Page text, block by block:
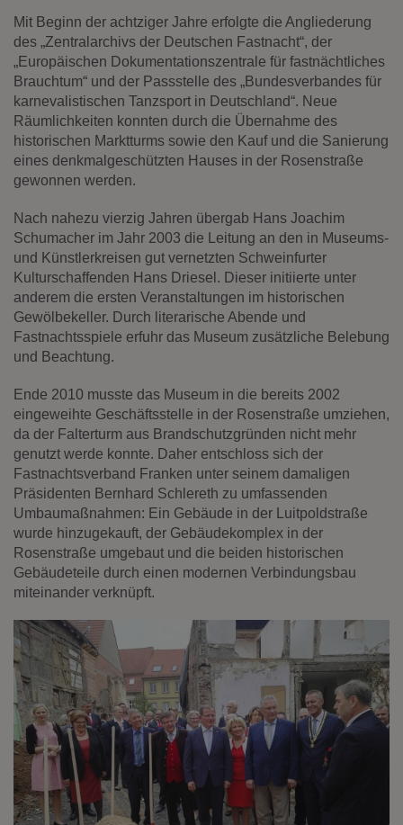
Mit Beginn der achtziger Jahre erfolgte die Angliederung
des „Zentralarchivs der Deutschen Fastnacht“, der
„Europäischen Dokumentationszentrale für fastnächtliches
Brauchtum“ und der Passstelle des „Bundesverbandes für
karnevalistischen Tanzsport in Deutschland“. Neue
Räumlichkeiten konnten durch die Übernahme des
historischen Marktturms sowie den Kauf und die Sanierung
eines denkmalgeschützten Hauses in der Rosenstraße
gewonnen werden.
Nach nahezu vierzig Jahren übergab Hans Joachim
Schumacher im Jahr 2003 die Leitung an den in Museums-
und Künstlerkreisen gut vernetzten Schweinfurter
Kulturschaffenden Hans Driesel. Dieser initiierte unter
anderem die ersten Veranstaltungen im historischen
Gewölbekeller. Durch literarische Abende und
Fastnachtsspiele erfuhr das Museum zusätzliche Belebung
und Beachtung.
Ende 2010 musste das Museum in die bereits 2002
eingeweihte Geschäftsstelle in der Rosenstraße umziehen,
da der Falterturm aus Brandschutzgründen nicht mehr
genutzt werde konnte. Daher entschloss sich der
Fastnachtsverband Franken unter seinem damaligen
Präsidenten Bernhard Schlereth zu umfassenden
Umbaumaßnahmen: Ein Gebäude in der Luitpoldstraße
wurde hinzugekauft, der Gebäudekomplex in der
Rosenstraße umgebaut und die beiden historischen
Gebäudeteile durch einen modernen Verbindungsbau
miteinander verknüpft.